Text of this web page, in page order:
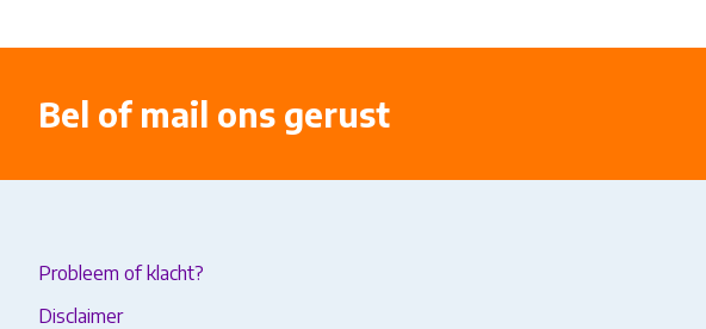
Bel of mail ons gerust
Probleem of klacht?
Disclaimer